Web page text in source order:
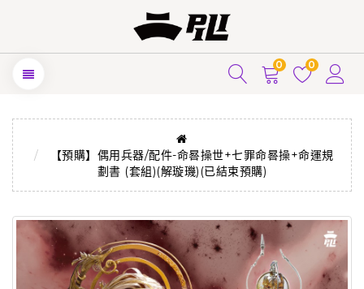
0 0
【預購】偶用兵器/配件-命晷操世+七罪命晷操+命運規
劃書 (套組)(解璇璣)(已結束預購)